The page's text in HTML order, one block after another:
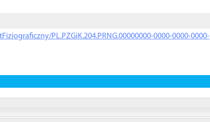
PL.PZGiK.204.PRNG.00000000-0000-0000-0000-